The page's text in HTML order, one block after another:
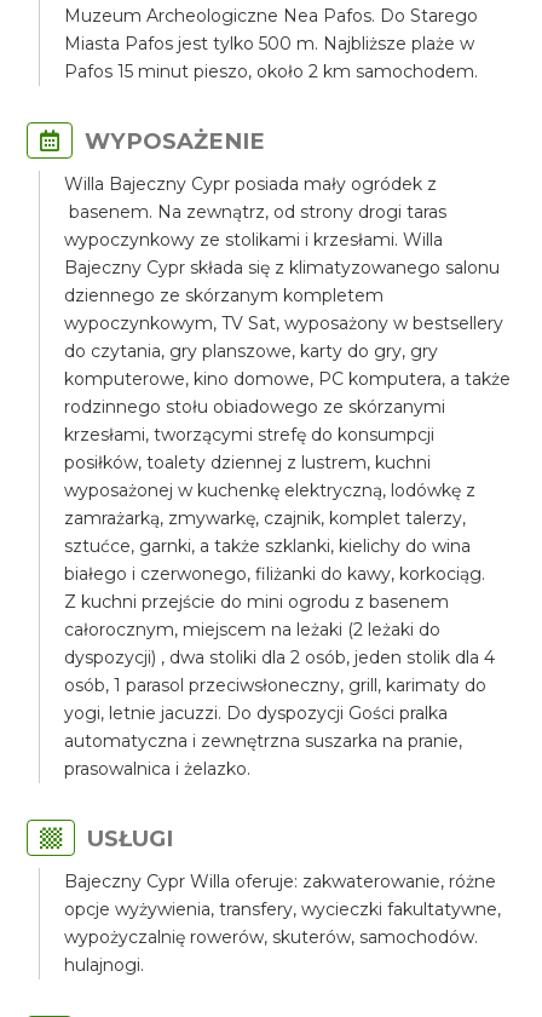
Muzeum Archeologiczne Nea Pafos. Do Starego
Miasta Pafos jest tylko 500 m. Najbliższe plaże w
Pafos 15 minut pieszo, około 2 km samochodem.
WYPOSAŻENIE
Willa Bajeczny Cypr posiada mały ogródek z
basenem. Na zewnątrz, od strony drogi taras
wypoczynkowy ze stolikami i krzesłami. Willa
Bajeczny Cypr składa się z klimatyzowanego salonu
dziennego ze skórzanym kompletem
wypoczynkowym, TV Sat, wyposażony w bestsellery
do czytania, gry planszowe, karty do gry, gry
komputerowe, kino domowe, PC komputera, a także
rodzinnego stołu obiadowego ze skórzanymi
krzesłami, tworzącymi strefę do konsumpcji
posiłków, toalety dziennej z lustrem, kuchni
wyposażonej w kuchenkę elektryczną, lodówkę z
zamrażarką, zmywarkę, czajnik, komplet talerzy,
sztućce, garnki, a także szklanki, kielichy do wina
białego i czerwonego, filiżanki do kawy, korkociąg.
Z kuchni przejście do mini ogrodu z basenem
całorocznym, miejscem na leżaki (2 leżaki do
dyspozycji) , dwa stoliki dla 2 osób, jeden stolik dla 4
osób, 1 parasol przeciwsłoneczny, grill, karimaty do
yogi, letnie jacuzzi. Do dyspozycji Gości pralka
automatyczna i zewnętrzna suszarka na pranie,
prasowalnica i żelazko.
USŁUGI
Bajeczny Cypr Willa oferuje: zakwaterowanie, różne
opcje wyżywienia, transfery, wycieczki fakultatywne,
wypożyczalnię rowerów, skuterów, samochodów.
hulajnogi.